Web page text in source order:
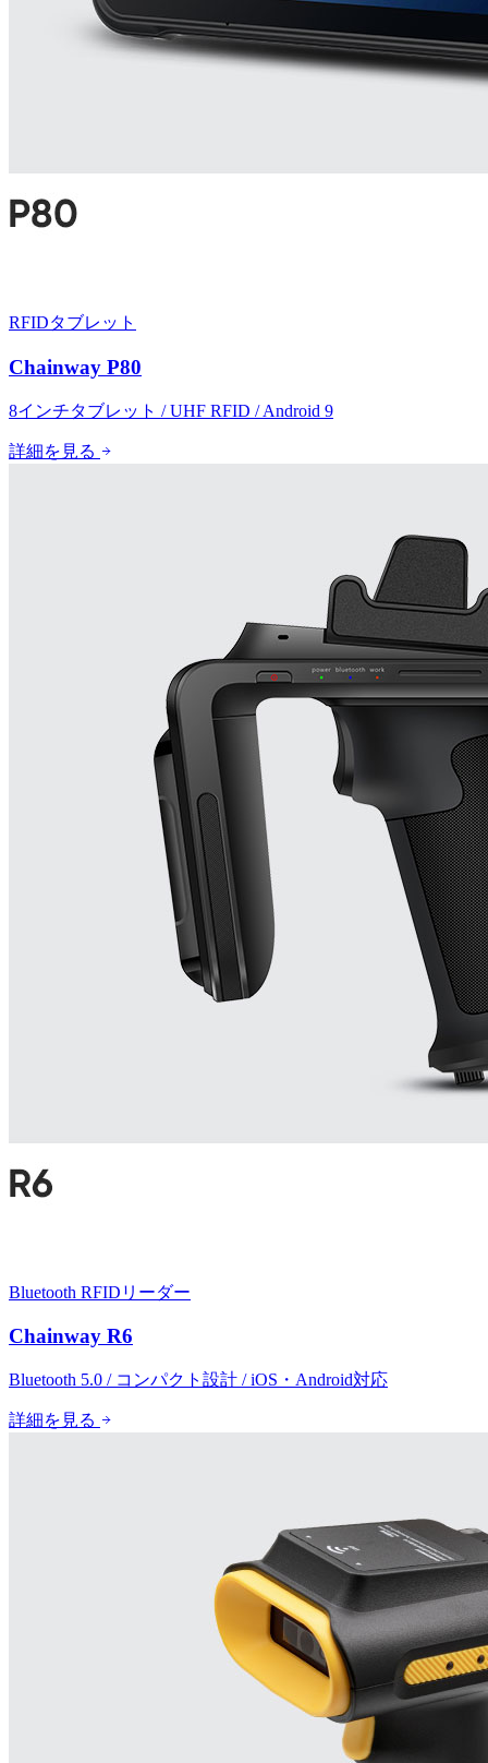
RFIDタブレット
Chainway P80
8インチタブレット / UHF RFID / Android 9
詳細を見る
Bluetooth RFIDリーダー
Chainway R6
Bluetooth 5.0 / コンパクト設計 / iOS・Android対応
詳細を見る